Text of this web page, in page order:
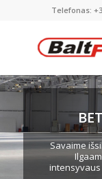
Telefonas:
Savaime